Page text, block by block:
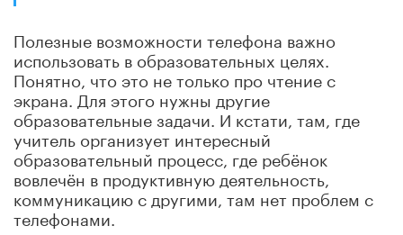
Полезные возможности телефона важно
использовать в образовательных целях.
Понятно, что это не только про чтение с
экрана. Для этого нужны другие
образовательные задачи. И кстати, там, где
учитель организует интересный
образовательный процесс, где ребёнок
вовлечён в продуктивную деятельность,
коммуникацию с другими, там нет проблем с
телефонами.